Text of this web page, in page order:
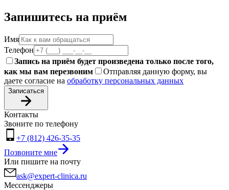
Запишитесь на приём
Имя
Телефон
Запись на приём будет произведена только после того,
как мы вам перезвоним
Отправляя данную форму, вы
даете согласие на обработку персональных данных
Записаться
Контакты
Звоните по телефону
+7 (812) 426-35-35
Позвоните мне
Или пишите на почту
ask@expert-clinica.ru
Мессенджеры